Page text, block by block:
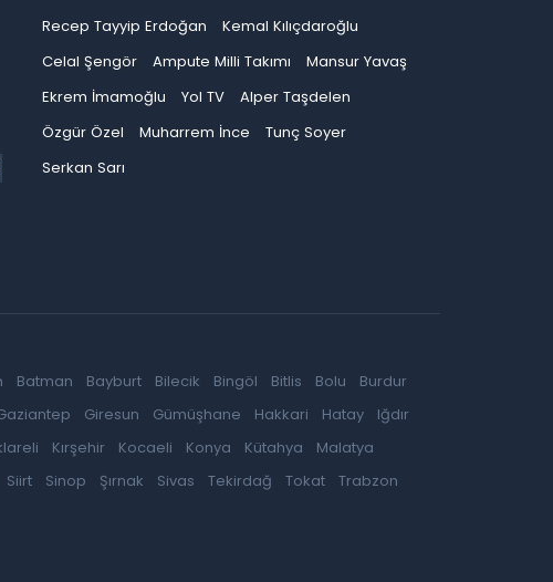
Recep Tayyip Erdoğan
Kemal Kılıçdaroğlu
Celal Şengör
Ampute Milli Takımı
Mansur Yavaş
Ekrem İmamoğlu
Yol TV
Alper Taşdelen
Özgür Özel
Muharrem İnce
Tunç Soyer
Serkan Sarı
Batman Bayburt Bilecik Bingöl Bitlis Bolu
Burdur
Giresun Gümüşhane Hakkari Hatay
Iğdır
Kırşehir Kocaeli Konya Kütahya
Malatya
Siirt Sinop Şırnak Sivas Tekirdağ Tokat
Trabzon